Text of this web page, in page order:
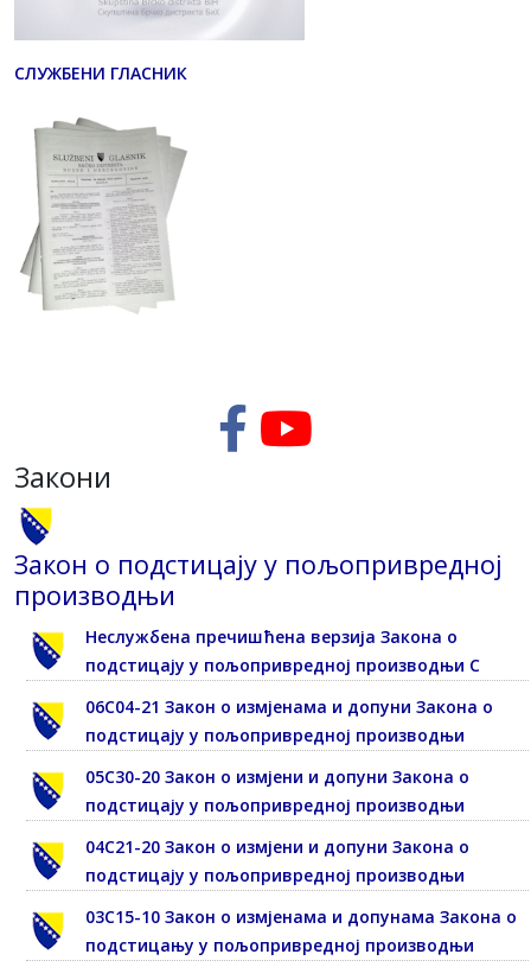
СЛУЖБЕНИ ГЛАСНИК
Закони
Закон о подстицају у пољопривредној
производњи
Неслужбена пречишћена верзија Закона о
подстицају у пољопривредној производњи С
06С04-21 Закон о измјенама и допуни Закона о
подстицају у пољопривредној производњи
05С30-20 Закон о измјени и допуни Закона о
подстицају у пољопривредној производњи
04С21-20 Закон о измјени и допуни Закона о
подстицају у пољопривредној производњи
03С15-10 Закон о измјенама и допунама Закона о
подстицању у пољопривредној производњи